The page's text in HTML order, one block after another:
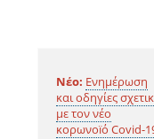
Νέο: Ενημέρωση
και οδηγίες
με τον νέο
κορωνοïό Covid-